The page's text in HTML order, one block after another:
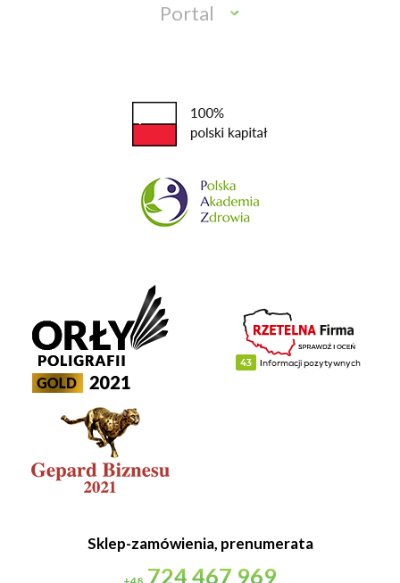
Portal
Sklep-zamówienia, prenumerata
724 467 969